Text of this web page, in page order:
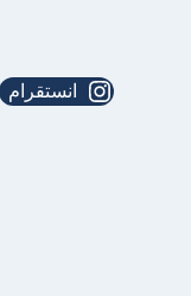
انستقرام